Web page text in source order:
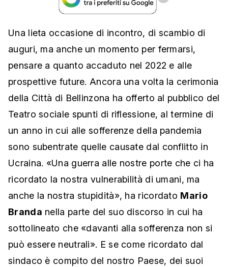
Una lieta occasione di incontro, di scambio di
auguri, ma anche un momento per fermarsi,
pensare a quanto accaduto nel 2022 e alle
prospettive future. Ancora una volta la cerimonia
della Città di Bellinzona ha offerto al pubblico del
Teatro sociale spunti di riflessione, al termine di
un anno in cui alle sofferenze della pandemia
sono subentrate quelle causate dal conflitto in
Ucraina. «Una guerra alle nostre porte che ci ha
ricordato la nostra vulnerabilità di umani, ma
anche la nostra stupidità», ha ricordato Mario
Branda nella parte del suo discorso in cui ha
sottolineato che «davanti alla sofferenza non si
può essere neutrali». E se come ricordato dal
sindaco è compito del nostro Paese, dei suoi